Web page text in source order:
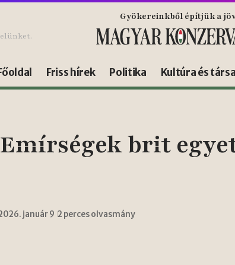
Gyökereinkből építjük a
Friss hírek Politika Kultúra és
brit
január 9 2 perces olvasmány